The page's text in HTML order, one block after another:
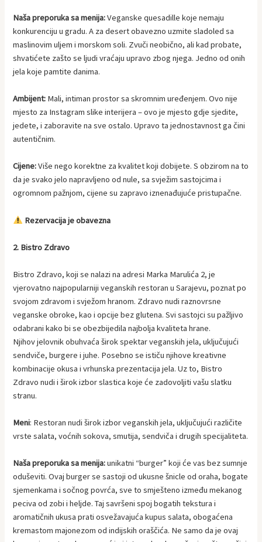
Naša preporuka sa menija:Veganske quesadille koje nemaju
konkurenciju u gradu. A za desert obavezno uzmite sladoled sa
maslinovim uljem i morskom soli. Zvuči neobično, ali kad probate,
shvatićete zašto se ljudi vraćaju upravo zbog njega. Jedno od onih
jela koje pamtite danima.
Ambijent: Mali, intiman prostor sa skromnim uređenjem. Ovo nije
mjesto za Instagram slike interijera – ovo je mjesto gdje sjedite,
jedete, i zaboravite na sve ostalo. Upravo ta jednostavnost ga čini
autentičnim.
Cijene:Više nego korektne za kvalitet koji dobijete. S obzirom na to
da je svako jelo napravljeno od nule, sa svježim sastojcima i
ogromnom pažnjom, cijene su zapravo iznenađujuće pristupačne.
Rezervacija je obavezna
2. Bistro Zdravo
Bistro Zdravo, koji se nalazi na adresi Marka Marulića 2, je
vjerovatno najpopularniji veganskih restoran u Sarajevu, poznat po
svojom zdravom i svježom hranom. Zdravo nudi raznovrsne
veganske obroke, kao i opcije bez glutena. Svi sastojci su pažljivo
odabrani kako bi se obezbijedila najbolja kvaliteta hrane.
Njihov jelovnik obuhvaća širok spektar veganskih jela, uključujući
sendviče, burgere i juhe. Posebno se ističu njihove kreativne
kombinacije okusa i vrhunska prezentacija jela. Uz to, Bistro
Zdravo nudi i širok izbor slastica koje će zadovoljiti vašu slatku
stranu.
Meni: Restoran nudi širok izbor veganskih jela, uključujući različite
vrste salata, voćnih sokova, smutija, sendviča i drugih specijaliteta.
Naša preporuka sa menija:unikatni “burger” koji će vas bez sumnje
oduševiti. Ovaj burger se sastoji od ukusne šnicle od oraha, bogate
sjemenkama i sočnog povrća, sve to smješteno između mekanog
peciva od zobi i heljde. Taj savršeni spoj bogatih tekstura i
aromatičnih ukusa prati osvežavajuća kupus salata, obogaćena
kremastom majonezom od indijskih oraščića. Ne samo da je ovaj